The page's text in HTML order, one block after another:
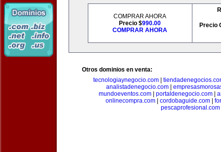
COMPRAR AHORA
Precio $990.00
COMPRAR AHORA
Precio
Otros dominios en venta:
tecnologiaynegocio.com
analistadenegocio.com
mundoeventos.com| portaldenegocio.com|
onlinecompra.com| cordobaguide.com|
pescaprofesional.com